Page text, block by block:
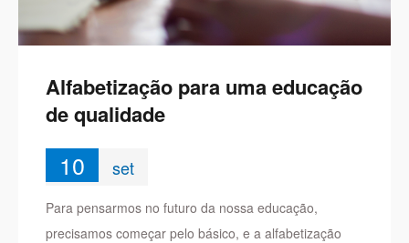
Alfabetização para uma educação
de qualidade
10 set
Para pensarmos no futuro da nossa educação,
precisamos começar pelo básico, e a alfabetização